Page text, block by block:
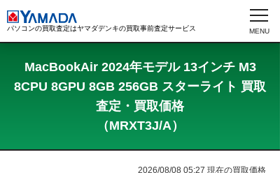
パソコンの買取査定はヤマダデンキの買取事前査定サービス
MacBookAir 2024年モデル 13インチ M3
8CPU 8GPU 8GB 256GB スターライト 買取
査定・買取価格
（MRXT3J/A）
2026/08/08 05:27 現在の買取価格